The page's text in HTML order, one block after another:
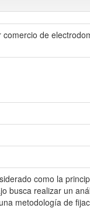
de
como la
busca realizar un
metodología de